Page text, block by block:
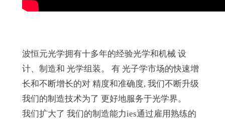
波恒元光学拥有十多年的经验光学和机械 设
计、制造和 光学组装。有 光子学市场的快速增
长和不断增长的对 精度和准确度,我们不断升级
我们的制造技术为了 更好地服务于光学界。
我们扩大了 我们的制造能力ies通过雇用熟练的